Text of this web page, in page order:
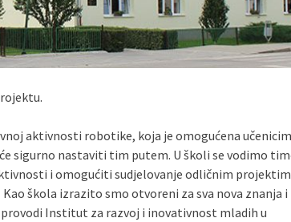
aktivnosti robotike, koja je omogućena
sigurno nastaviti tim putem. U školi se vodimo
i omogućiti sudjelovanje odličnim
škola izrazito smo otvoreni za sva nova znanja i
Institut za razvoj i inovativnost mladih u